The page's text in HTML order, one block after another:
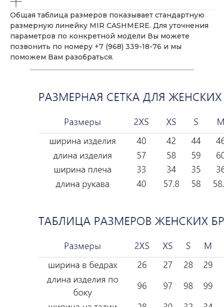
Общая таблица размеров показывает стандартную
размерную линейку MIR CASHMERE. Для уточнения
параметров по конкретной модели Вы можете
позвонить по номеру +7 (968) 339-18-76 и мы
поможем Вам разобраться.